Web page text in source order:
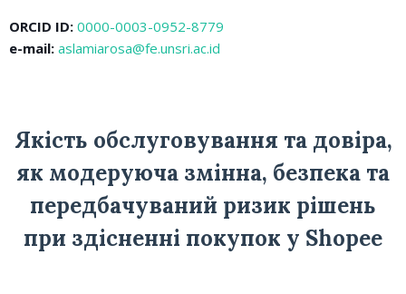
ORCID ID: 0000-0003-0952-8779
e-mail: aslamiarosa@fe.unsri.ac.id
Якість обслуговування та довіра,
як модеруюча змінна, безпека та
передбачуваний ризик рішень
при здісненні покупок у Shopee